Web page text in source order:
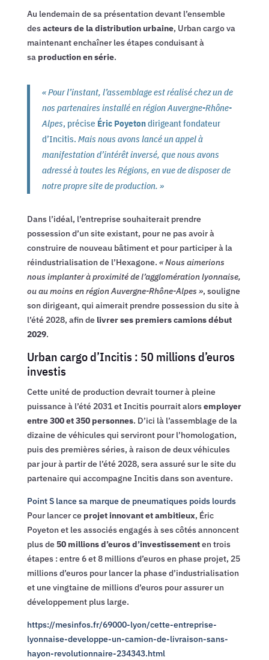
Au lendemain de sa présentation devant l’ensemble
desacteurs de la distribution urbaine, Urban cargo va
maintenant enchaîner les étapes conduisant à
sa production en série.
« Pour l’instant, l’assemblage est réalisé chez un de
nos partenaires installé en région Auvergne-Rhône-
Alpes, précise Éric Poyetondirigeant fondateur
d’Incitis. Mais nous avons lancé un appel à
manifestation d’intérêt inversé, que nous avons
adressé à toutes les Régions, en vue de disposer de
notre propre site de production. »
Dans l’idéal, l’entreprise souhaiterait prendre
possession d’un site existant, pour ne pas avoir à
construire de nouveau bâtiment et pour participer à la
réindustrialisation de l’Hexagone. « Nous aimerions
nous implanter à proximité de l’agglomération lyonnaise,
ou au moins en région Auvergne-Rhône-Alpes », souligne
son dirigeant, qui aimerait prendre possession du site à
l’été 2028, afin de livrer ses premiers camions début
2029.
Urban cargo d’Incitis : 50 millions d’euros
investis
Cette unité de production devrait tourner à pleine
puissance à l’été 2031 et Incitis pourrait alorsemployer
entre 300 et 350 personnes. D’ici là l’assemblage de la
dizaine de véhicules qui serviront pour l’homologation,
puis des premières séries, à raison de deux véhicules
par jour à partir de l’été 2028, sera assuré sur le site du
partenaire qui accompagne Incitis dans son aventure.
Point S lance sa marque de pneumatiques poids lourds
Pour lancer ce projet innovant et ambitieux, Éric
Poyeton et les associés engagés à ses côtés annoncent
plus de 50 millions d’euros d’investissementen trois
étapes : entre 6 et 8 millions d’euros en phase projet, 25
millions d’euros pour lancer la phase d’industrialisation
et une vingtaine de millions d’euros pour assurer un
développement plus large.
https://mesinfos.fr/69000-lyon/cette-entreprise-
lyonnaise-developpe-un-camion-de-livraison-sans-
hayon-revolutionnaire-234343.html